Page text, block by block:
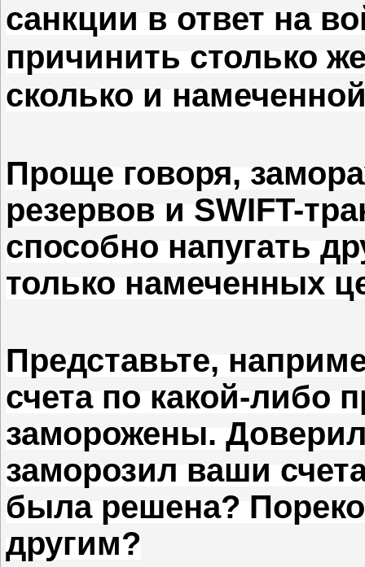
санкции в ответ на
причинить столько
сколько и
Проще говоря,
резервов и SWIFT-
способно напугать
только намеченных
Представьте,
счета по какой-либо
заморожены.
заморозил ваши
была решена?
другим?